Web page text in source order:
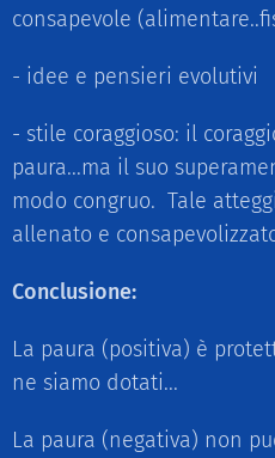
consapevole
- idee e pensieri evolutivi
- stile coraggioso: il
paura...ma il suo
modo congruo. Tale
allenato e
Conclusione:
La paura (positiva) è
ne siamo dotati...
La paura (negativa) non